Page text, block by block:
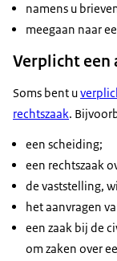
namens u
meegaan naar
Verplicht een
Soms bent u
rechtszaak.
een scheiding;
een rechtszaak
de vaststelling,
het aanvragen
een zaak bij de
om zaken over